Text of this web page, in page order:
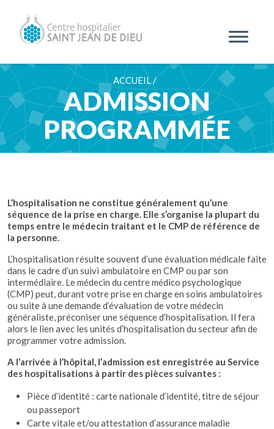
ACCUEIL /
ADMISSION
PROGRAMMÉE
L’hospitalisation ne constitue généralement qu’une
séquence de la prise en charge. Elle s’organise la plupart du
temps entre le médecin traitant et le CMP de référence de
la personne.
L’hospitalisation résulte souvent d’une évaluation médicale faite
dans le cadre d’un suivi ambulatoire en CMP ou par son
intermédiaire. Le médecin du centre médico psychologique
(CMP) peut, durant votre prise en charge en soins ambulatoires
ou suite à une demande d’évaluation de votre médecin
généraliste, préconiser une séquence d’hospitalisation. Il fera
alors le lien avec les unités d’hospitalisation du secteur afin de
programmer votre admission.
A l’arrivée à l’hôpital, l’admission est enregistrée au Service
des hospitalisations à partir des pièces suivantes :
Pièce d’identité : carte nationale d’identité, titre de séjour
ou passeport
Carte vitale et/ou attestation d’assurance maladie